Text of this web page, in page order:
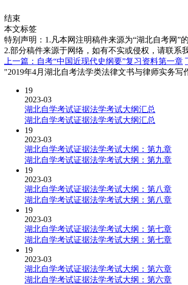
结束
本文标签
特别声明：1.凡本网注明稿件来源为“湖北自考网”
2.部分稿件来源于网络，如有不实或侵权，请联系
上一篇：自考“中国近现代史纲要”复习资料第一章
"2019年4月湖北自考法学类法律文书与律师实务写
19
2023-03
湖北自学考试证据法学考试大纲汇总
湖北自学考试证据法学考试大纲汇总
19
2023-03
湖北自学考试证据法学考试大纲：第九章
湖北自学考试证据法学考试大纲：第九章
19
2023-03
湖北自学考试证据法学考试大纲：第八章
湖北自学考试证据法学考试大纲：第八章
19
2023-03
湖北自学考试证据法学考试大纲：第七章
湖北自学考试证据法学考试大纲：第七章
19
2023-03
湖北自学考试证据法学考试大纲：第六章
湖北自学考试证据法学考试大纲：第六章